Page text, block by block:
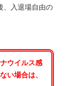
、入退場自由の
ナウイルス感
い場合は、